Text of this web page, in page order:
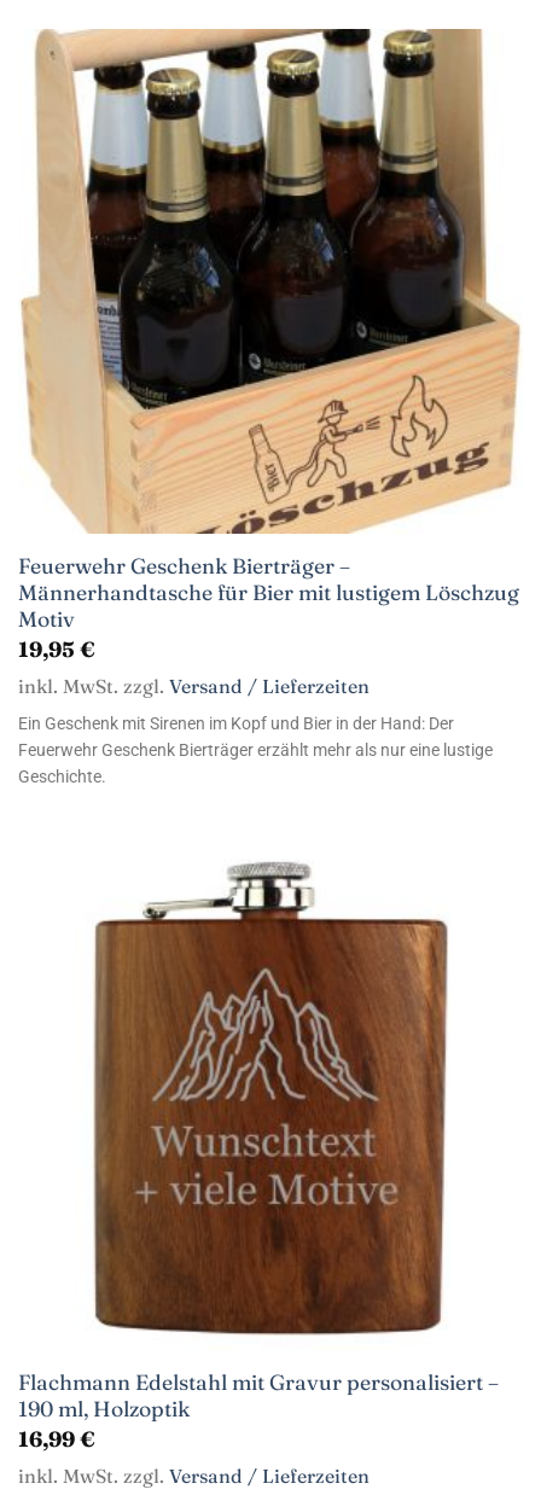
Feuerwehr Geschenk Bierträger –
Männerhandtasche für Bier mit lustigem Löschzug
Motiv
19,95 €
inkl. MwSt. zzgl. Versand / Lieferzeiten
Ein Geschenk mit Sirenen im Kopf und Bier in der Hand: Der
Feuerwehr Geschenk Bierträger erzählt mehr als nur eine lustige
Geschichte.
Flachmann Edelstahl mit Gravur personalisiert –
190 ml, Holzoptik
16,99€
inkl. MwSt. zzgl. Versand / Lieferzeiten